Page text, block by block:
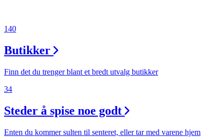
Søk
Åpningstider
Praktisk informasjon
140
Butikker
Finn det du trenger blant et bredt utvalg butikker
34
Steder å spise noe godt
Enten du kommer sulten til senteret, eller tar med varene hjem